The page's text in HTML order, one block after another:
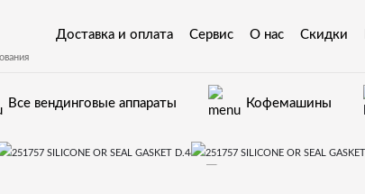
Доставка и оплата Сервис О нас Скидки
Все вендинговые аппараты Кофемашины